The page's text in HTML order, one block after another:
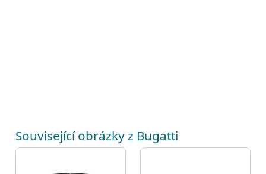
Související obrázky z Bugatti